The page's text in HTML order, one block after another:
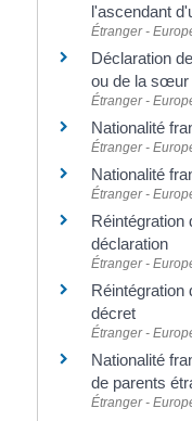
l'ascendant
Étranger -
Déclaration
ou de la sœur
Étranger -
Nationalité
Étranger -
Nationalité
Étranger -
Réintégration
déclaration
Étranger -
Réintégration
décret
Étranger -
Nationalité
de parents
Étranger -